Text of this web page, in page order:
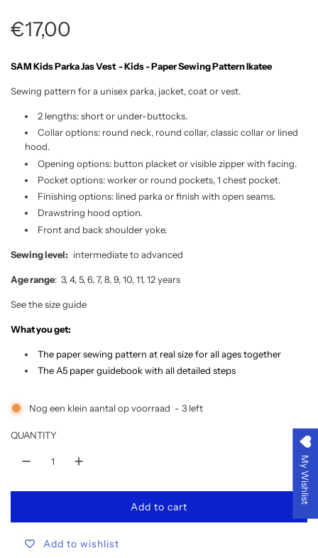
R
e
g
p
r
i
€17,00
SAM Kids Parka Jas Vest - Kids - Paper Sewing Pattern Ikatee
Sewing pattern for a unisex parka, jacket, coat or vest.
2 lengths: short or under-buttocks.
Collar options: round neck, round collar, classic collar or lined
hood.
Opening options: button placket or visible zipper with facing.
Pocket options: worker or round pockets, 1 chest pocket.
Finishing options: lined parka or finish with open seams.
Drawstring hood option.
Front and back shoulder yoke.
Sewing level: intermediate to advanced
Age range: 3, 4, 5, 6, 7, 8, 9, 10, 11, 12 years
See the sizeguide
What you get:
The paper sewing pattern at real size for all ages together
The A5 paper guidebook with all detailed steps
Nog een klein aantal op voorraad - 3 left
QUANTITY
Add to cart
l
Add to wishlist
My Wishlist